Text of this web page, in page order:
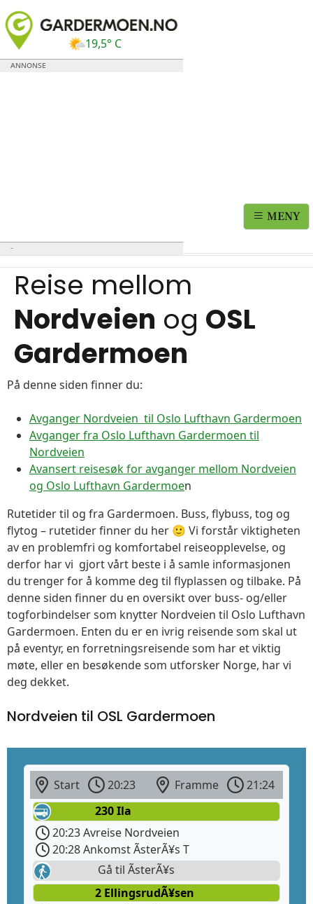
19,5° C
MENY
Reise mellom
Nordveien og OSL
Gardermoen
På denne siden finner du:
Avganger Nordveien til Oslo Lufthavn Gardermoen
Avganger fra Oslo Lufthavn Gardermoen til
Nordveien
Avansert reisesøk for avganger mellom Nordveien
og Oslo Lufthavn Gardermoen
Rutetider til og fra Gardermoen. Buss, flybuss, tog og
flytog – rutetider finner du her 🙂 Vi forstår viktigheten
av en problemfri og komfortabel reiseopplevelse, og
derfor har vi gjort vårt beste i å samle informasjonen
du trenger for å komme deg til flyplassen og tilbake. På
denne siden finner du en oversikt over buss- og/eller
togforbindelser som knytter Nordveien til Oslo Lufthavn
Gardermoen. Enten du er en ivrig reisende som skal ut
på eventyr, en forretningsreisende som har et viktig
møte, eller en besøkende som utforsker Norge, har vi
deg dekket.
Nordveien til OSL Gardermoen
Start 20:23 Framme
21:24
230 Ila
20:23 Avreise Nordveien
20:28 Ankomst ÃsterÃ¥s T
Gå til ÃsterÃ¥s
2 EllingsrudÃ¥sen